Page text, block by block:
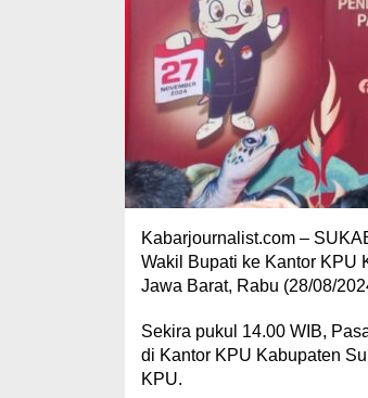
Kabarjournalist.com –
Wakil Bupati ke Kantor KPU
Jawa Barat, Rabu (28/08/
Sekira pukul 14.00 WIB,
di Kantor KPU Kabupaten
KPU.